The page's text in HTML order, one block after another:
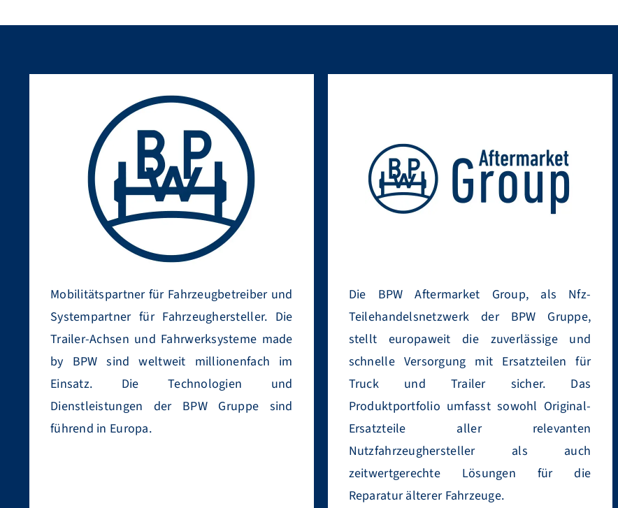
Mobilitätspartner für Fahrzeugbetreiber und
Systempartner für Fahrzeughersteller. Die
Trailer-Achsen und Fahrwerksysteme made
by BPW sind weltweit millionenfach im
Einsatz. Die Technologien und
Dienstleistungen der BPW Gruppe sind
führend in Europa.
Die BPW Aftermarket Group, als Nfz-
Teilehandelsnetzwerk der BPW Gruppe,
stellt europaweit die zuverlässige und
schnelle Versorgung mit Ersatzteilen für
Truck und Trailer sicher. Das
Produktportfolio umfasst sowohl Original-
Ersatzteile aller relevanten
Nutzfahrzeughersteller als auch
zeitwertgerechte Lösungen für die
Reparatur älterer Fahrzeuge.